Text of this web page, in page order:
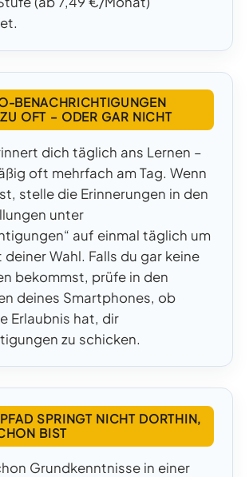
BENACHRICHTIGUNGEN
OFT – ODER GAR NICHT
dich täglich ans Lernen –
oft mehrfach am Tag. Wenn
stelle die Erinnerungen in den
unter
auf einmal täglich um
deiner Wahl. Falls du gar keine
bekommst, prüfe in den
deines Smartphones, ob
Erlaubnis hat, dir
zu schicken.
SPRINGT NICHT DORTHIN,
BIST
Grundkenntnisse in einer